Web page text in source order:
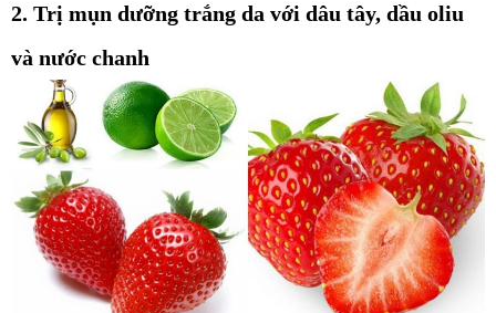
2. Trị mụn dưỡng trắng da với dâu tây, dầu oliu
và nước chanh